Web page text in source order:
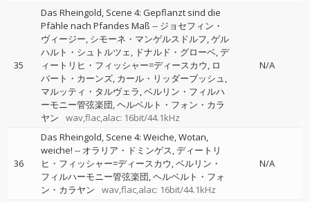
35
Das Rheingold, Scene 4: Gepflanzt sind die
Pfähle nach Pfandes Maß -- ジョセフィン・
ヴィージー シモーネ・マンゲルスドルフ ゲル
ハルト・シュトルツェ
ドナルド・グローベ デ
ィートリヒ・フィッシャー=ディースカウ ロ
バート・カーンズ カール・リッダーブッシュ
マルッティ・タルヴェラ ベルリン・フィルハ
ーモニー管弦楽団 ヘルベルト・フォン・カラ
ヤン
wav,flac,alac: 16bit/44.1kHz
N/A
36
Das Rheingold, Scene 4: Weiche, Wotan,
weiche! -- オラリア・ドミンゲス ディートリ
ヒ・フィッシャー=ディースカウ ベルリン・
フィルハーモニー管弦楽団 ヘルベルト・フォ
ン・カラヤン
wav,flac,alac: 16bit/44.1kHz
N/A